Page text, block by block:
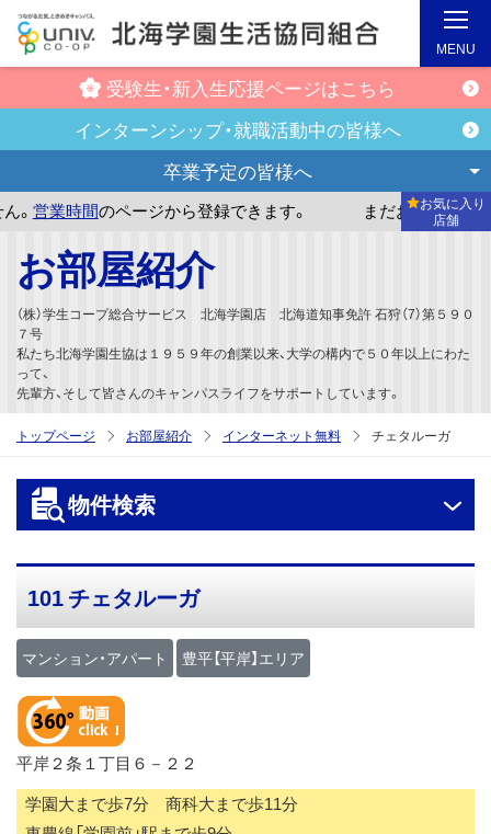
受験生・新入生応援ページはこちら
インターンシップ・就職活動中の皆様へ
卒業予定の皆様へ
間のページから登録できます。 まだお気に入り店舗が登
お気に入り
店舗
MENU
お部屋紹介
（株）学生コープ総合サービス 北海学園店 北海道知事免許 石狩（7）第５９０
７号
私たち北海学園生協は１９５９年の創業以来、大学の構内で５０年以上にわた
って、
先輩方、そして皆さんのキャンパスライフをサポートしています。
トップページ お部屋紹介 インターネット無料 チェタルーガ
物件検索
101 チェタルーガ
マンション・アパート 豊平【平岸】エリア
平岸２条１丁目６－２２
学園大まで歩7分 商科大まで歩11分